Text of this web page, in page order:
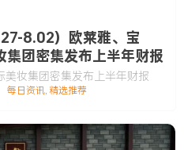
8.02）欧莱雅、宝
团密集发布上半年财报
妆集团密集发布上半年财报
每日资讯,精选推荐